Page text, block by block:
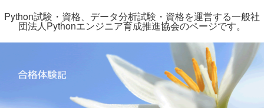
Python試験・資格、データ分析試験・資格を運営する一般社
団法人Pythonエンジニア育成推進協会のページです。